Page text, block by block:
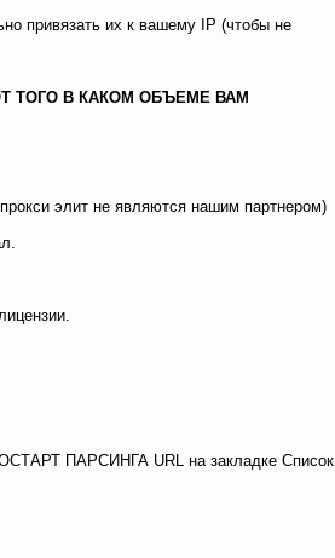
привязать их к вашему IP (чтобы не
ТОГО В КАКОМ ОБЪЕМЕ ВАМ
элит не являются нашим партнером)
ПАРСИНГА URL на закладке Список